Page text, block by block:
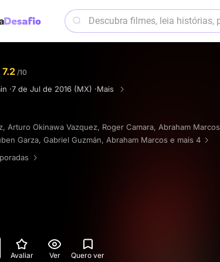
7.2 /10
·7 de Jul de 2016 (MX) ·Mais
, Arturo Okinawa Vazquez, Roger Camara, Abraham Marcos
Garza, Gabriel Guzmán, Abraham Marcos e mais 4
Avaliar Ver Quero ver